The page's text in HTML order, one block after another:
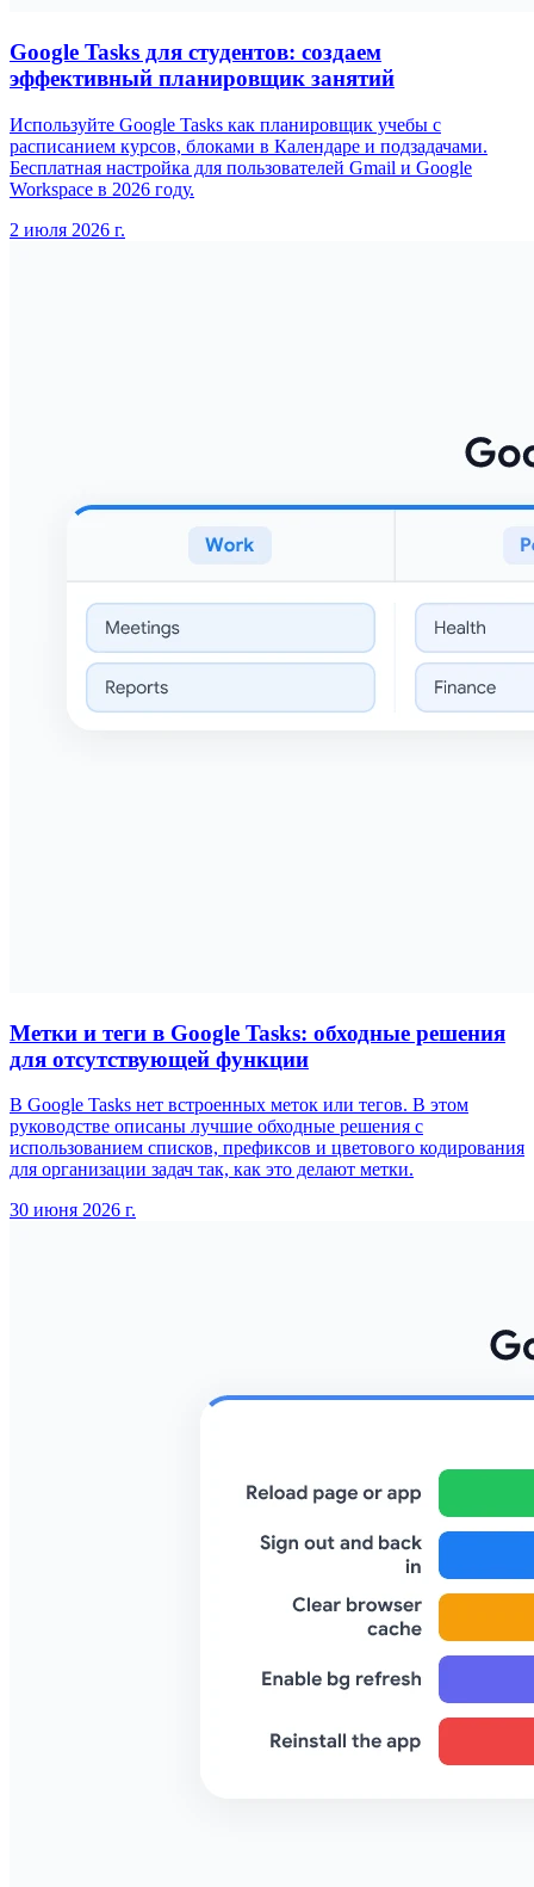
Google Tasks для студентов: создаем
эффективный планировщик занятий
Используйте Google Tasks как планировщик учебы с
расписанием курсов, блоками в Календаре и подзадачами.
Бесплатная настройка для пользователей Gmail и Google
Workspace в 2026 году.
2 июля 2026 г.
Метки и теги в Google Tasks: обходные решения
для отсутствующей функции
В Google Tasks нет встроенных меток или тегов. В этом
руководстве описаны лучшие обходные решения с
использованием списков, префиксов и цветового кодирования
для организации задач так, как это делают метки.
30 июня 2026 г.